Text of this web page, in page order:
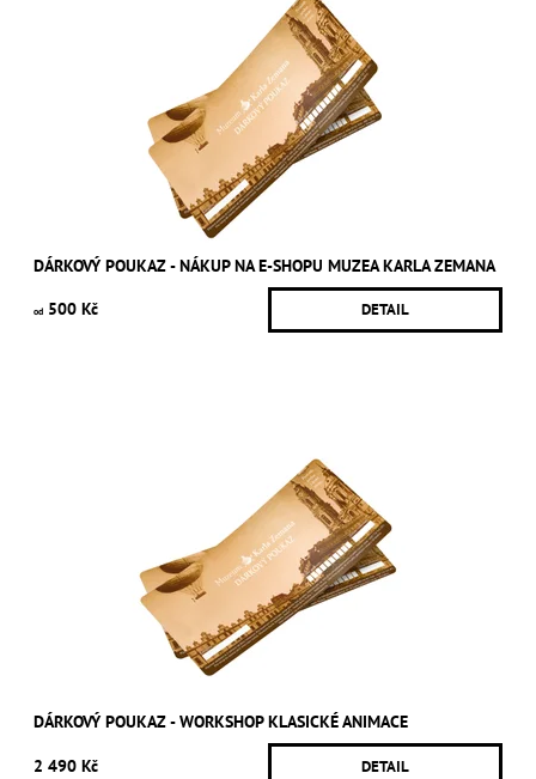
DÁRKOVÝ POUKAZ - NÁKUP NA E-SHOPU MUZEA KARLA ZEMANA
od 500 Kč DETAIL
DÁRKOVÝ POUKAZ - WORKSHOP KLASICKÉ ANIMACE
2 490 Kč DETAIL